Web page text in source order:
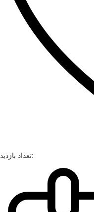
تعداد بازدید: